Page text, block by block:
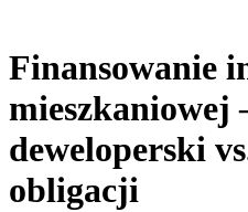
Finansowanie
mieszkaniowej
deweloperski
obligacji